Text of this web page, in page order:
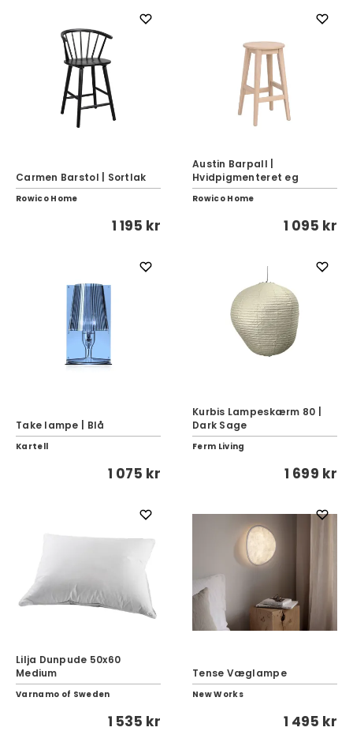
Carmen Barstol | Sortlak
Rowico Home
1 195 kr
Austin Barpall |
Hvidpigmenteret eg
Rowico Home
1 095 kr
Take lampe | Blå
Kartell
1 075 kr
Kurbis Lampeskærm 80 |
Dark Sage
Ferm Living
1 699 kr
Lilja Dunpude 50x60
Medium
Varnamo of Sweden
1 535 kr
Tense Væglampe
New Works
1 495 kr